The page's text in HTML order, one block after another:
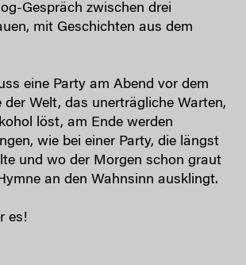
Gespräch zwischen drei
mit Geschichten aus dem
eine Party am Abend vor dem
der Welt, das unerträgliche Warten,
löst, am Ende werden
wie bei einer Party, die längst
und wo der Morgen schon graut
an den Wahnsinn ausklingt.
es!